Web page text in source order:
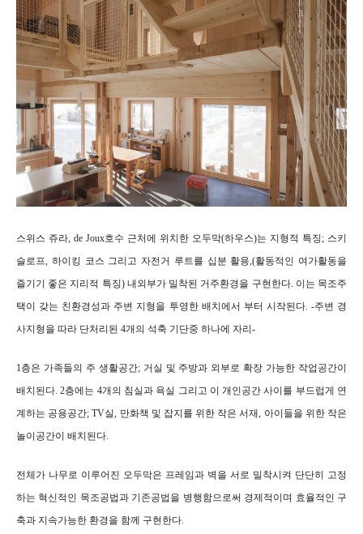
스위스 쥬라, de Joux호수 근처에 위치한 오두막(하우스)는 지형적 특징; 스키
슬로프, 하이킹 코스 그리고 자전거 루트를 십분 활용,(활동적인 여가활동을
즐기기 좋은 지리적 특징) 내외부가 밀착된 거주환경을 구현한다. 이는 목조주
택이 갖는 친환경성과 주변 지형을 투영한 배치에서 부터 시작된다. -주변 경
사지형을 따라 단처리된 4개의 석축 기단중 하나에 자리-
1층은 가족들의 주 생활공간; 거실 및 주방과 외부로 확장 가능한 작업공간이
배치된다. 2층에는 4개의 침실과 욕실 그리고 이 개인공간 사이를 부드럽게 연
계하는 공용공간; TV실, 만화책 및 잡지를 위한 작은 서재, 아이들을 위한 작은
놀이공간이 배치된다.
전체가 나무로 이루어진 오두막은 프레임과 벽을 서로 밀착시켜 단단히 고정
하는 혁신적인 목조공법과 기존공법을 병행함으로써 경제적이며 효율적인 구
축과 지속가능한 환경을 함께 구현한다.